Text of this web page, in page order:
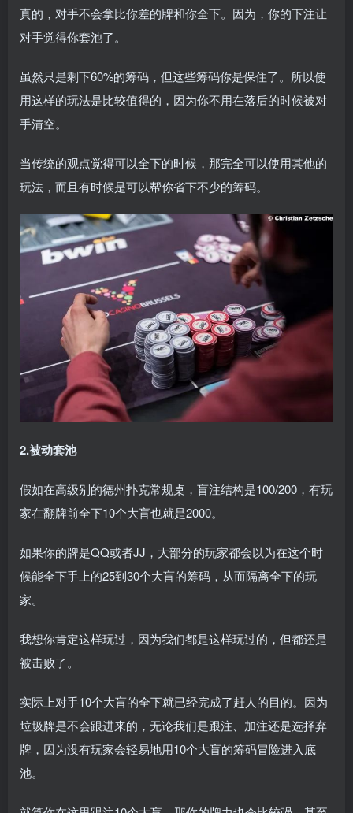
真的，对手不会拿比你差的牌和你全下。因为，你的下注让
对手觉得你套池了。
虽然只是剩下60%的筹码，但这些筹码你是保住了。所以使
用这样的玩法是比较值得的，因为你不用在落后的时候被对
手清空。
当传统的观点觉得可以全下的时候，那完全可以使用其他的
玩法，而且有时候是可以帮你省下不少的筹码。
2.被动套池
假如在高级别的德州扑克常规桌，盲注结构是100/200，有玩
家在翻牌前全下10个大盲也就是2000。
如果你的牌是QQ或者JJ，大部分的玩家都会以为在这个时
候能全下手上的25到30个大盲的筹码，从而隔离全下的玩
家。
我想你肯定这样玩过，因为我们都是这样玩过的，但都还是
被击败了。
实际上对手10个大盲的全下就已经完成了赶人的目的。因为
垃圾牌是不会跟进来的，无论我们是跟注、加注还是选择弃
牌，因为没有玩家会轻易地用10个大盲的筹码冒险进入底
池。